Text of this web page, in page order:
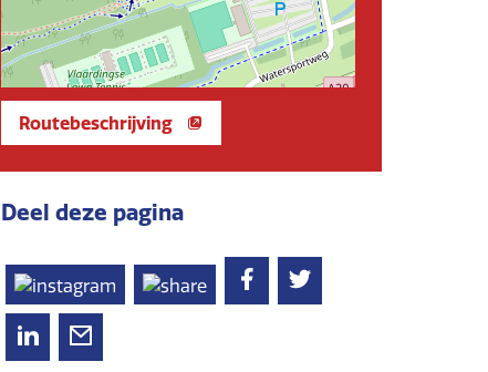
Routebeschrijving
Deel deze pagina